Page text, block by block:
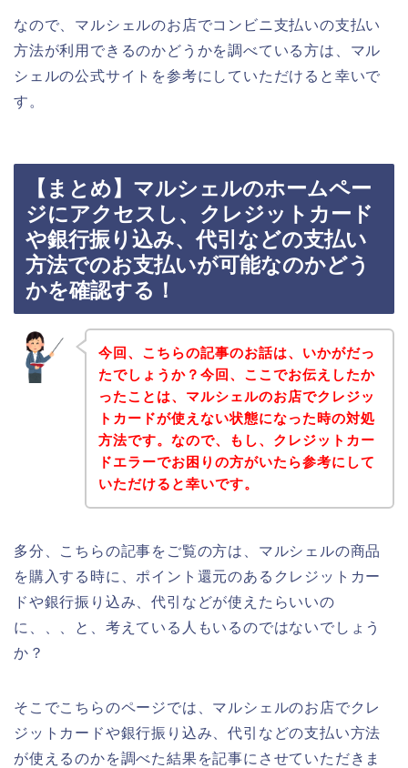
なので、マルシェルのお店でコンビニ支払いの支払い
方法が利用できるのかどうかを調べている方は、マル
シェルの公式サイトを参考にしていただけると幸いで
す。
【まとめ】マルシェルのホームペー
ジにアクセスし、クレジットカード
や銀行振り込み、代引などの支払い
方法でのお支払いが可能なのかどう
かを確認する！
今回、こちらの記事のお話は、いかがだっ
たでしょうか？今回、ここでお伝えしたか
ったことは、マルシェルのお店でクレジッ
トカードが使えない状態になった時の対処
方法です。なので、もし、クレジットカー
ドエラーでお困りの方がいたら参考にして
いただけると幸いです。
多分、こちらの記事をご覧の方は、マルシェルの商品
を購入する時に、ポイント還元のあるクレジットカー
ドや銀行振り込み、代引などが使えたらいいの
に、、、と、考えている人もいるのではないでしょう
か？
そこでこちらのページでは、マルシェルのお店でクレ
ジットカードや銀行振り込み、代引などの支払い方法
が使えるのかを調べた結果を記事にさせていただきま